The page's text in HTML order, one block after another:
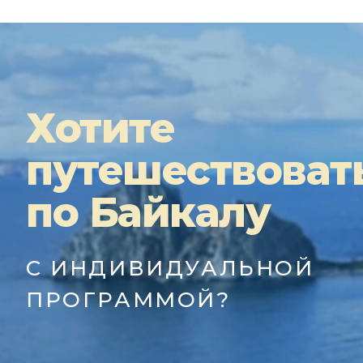
Хотите
по Байкалу
С ИНДИВИДУАЛЬНОЙ
ПРОГРАММОЙ?